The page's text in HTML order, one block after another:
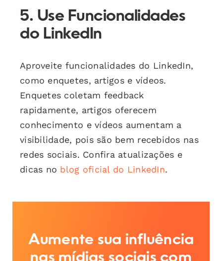
5. Use Funcionalidades
do LinkedIn
Aproveite funcionalidades do LinkedIn,
como enquetes, artigos e vídeos.
Enquetes coletam feedback
rapidamente, artigos oferecem
conhecimento e vídeos aumentam a
visibilidade, pois são bem recebidos nas
redes sociais. Confira atualizações e
dicas no blog oficial do LinkedIn.
Aumente sua influência
nas mídias sociais com